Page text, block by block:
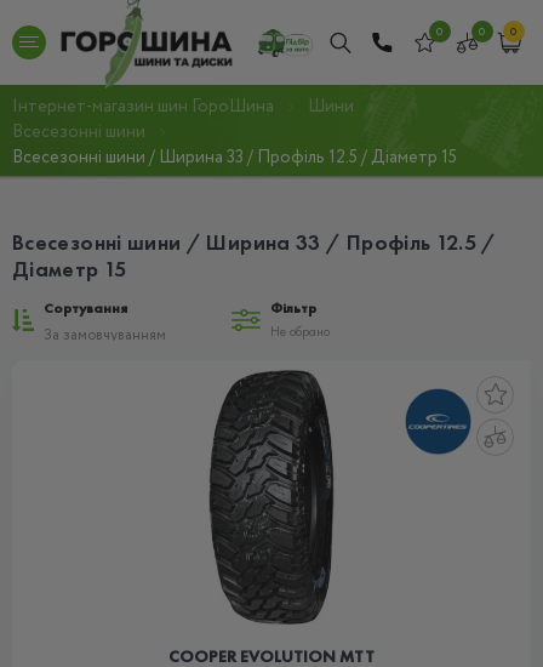
0 0 0
Інтернет-магазин шин ГороШина
Шини
Всесезонні шини
Всесезонні шини / Ширина 33 / Профіль 12.5 / Діаметр 15
Всесезонні шини / Ширина 33 / Профіль 12.5 /
Діаметр 15
Сортування
Фільтр
Не обрано
COOPER EVOLUTION MTT